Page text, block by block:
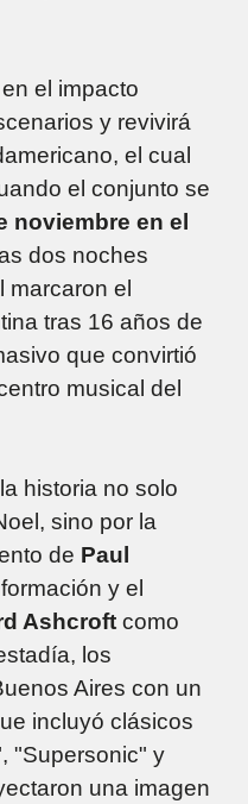
el impacto
y revivirá
el cual
el conjunto se
noviembre en el
dos noches
el
tras 16 años de
que convirtió
musical del
historia no solo
sino por la
de Paul
y el
Ashcroft como
los
Aires con un
incluyó clásicos
"Supersonic" y
una imagen